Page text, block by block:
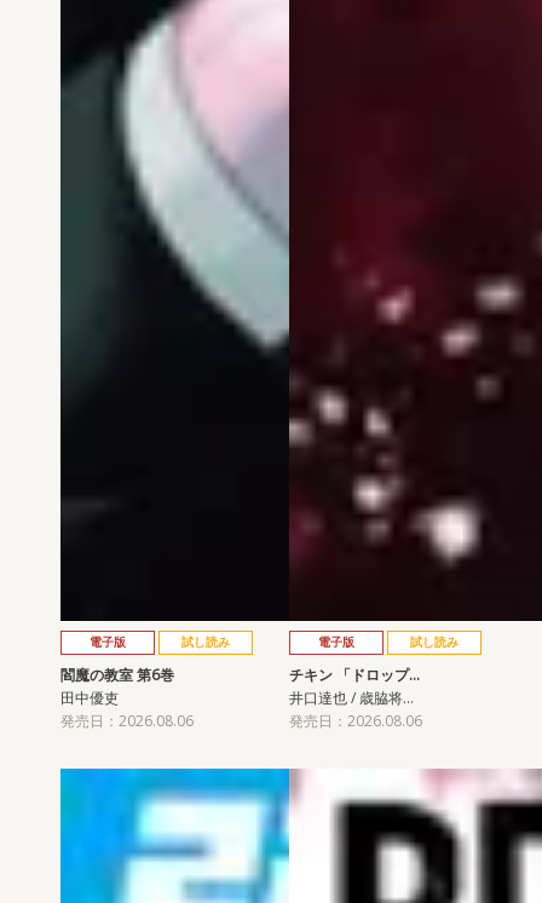
電子版 試し読み
閻魔の教室 第6巻
田中優吏
発売日：2026.08.06
電子版 試し読み
チキン 「ドロップ…
井口達也 / 歳脇将…
発売日：2026.08.06